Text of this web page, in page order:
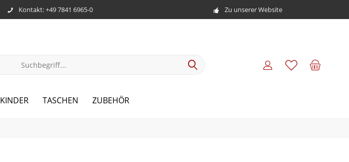
Kontakt: +49 7841 6965-0 Zu unserer Website
KINDER TASCHEN ZUBEHÖR